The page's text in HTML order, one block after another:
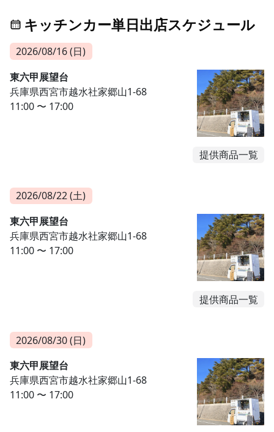
キッチンカー単日出店スケジュール
2026/08/16 (日)
東六甲展望台
兵庫県西宮市越水社家郷山1-68
11:00 〜 17:00
提供商品一覧
2026/08/22 (土)
東六甲展望台
兵庫県西宮市越水社家郷山1-68
11:00 〜 17:00
提供商品一覧
2026/08/30 (日)
東六甲展望台
兵庫県西宮市越水社家郷山1-68
11:00 〜 17:00